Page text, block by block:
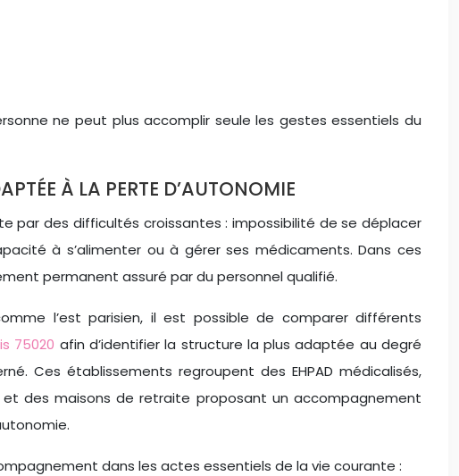
ne peut plus accomplir seule les gestes essentiels du
À LA PERTE D’AUTONOMIE
par des difficultés croissantes : impossibilité de se déplacer
à s’alimenter ou à gérer ses médicaments. Dans ces
permanent assuré par du personnel qualifié.
l’est parisien, il est possible de comparer différents
75020 afin d’identifier la structure la plus adaptée au degré
Ces établissements regroupent des EHPAD médicalisés,
et des maisons de retraite proposant un accompagnement
dans les actes essentiels de la vie courante :